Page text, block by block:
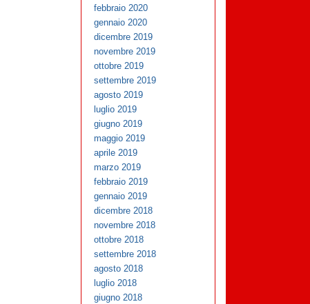
febbraio 2020
gennaio 2020
dicembre 2019
novembre 2019
ottobre 2019
settembre 2019
agosto 2019
luglio 2019
giugno 2019
maggio 2019
aprile 2019
marzo 2019
febbraio 2019
gennaio 2019
dicembre 2018
novembre 2018
ottobre 2018
settembre 2018
agosto 2018
luglio 2018
giugno 2018